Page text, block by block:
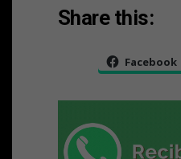
Share this:
Facebook